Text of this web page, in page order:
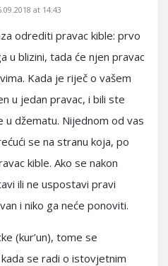
at 14:43
odrediti pravac kible: prvo
u blizini, tada će njen pravac
Kada je riječ o vašem
u jedan pravac, i bili ste
u džematu. Nijednom od vas
se na stranu koja, po
kible. Ako se nakon
ili ne uspostavi pravi
i niko ga neće ponoviti.
(kur’un), tome se
se radi o istovjetnim